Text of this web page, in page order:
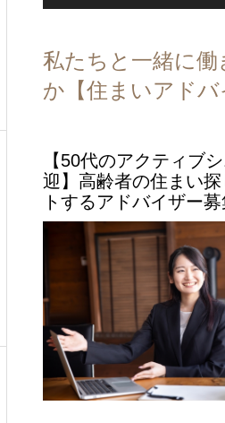
私たちと一緒に働
か【住まいアドバ
【50代のアクティブ
迎】高齢者の住まい
トするアドバイザー募